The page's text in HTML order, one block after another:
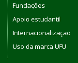
Fundações
Apoio estudantil
Internacionalização
Uso da marca UFU